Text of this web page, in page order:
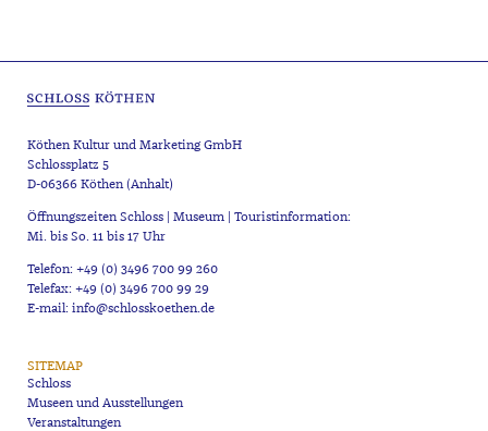
Köthen Kultur und Marketing GmbH
Schlossplatz 5
D-06366 Köthen (Anhalt)
Öffnungszeiten Schloss | Museum | Touristinformation:
Mi. bis So. 11 bis 17 Uhr
Telefon: +49 (0) 3496 700 99 260
Telefax: +49 (0) 3496 700 99 29
E-mail: info@schlosskoethen.de
SITEMAP
Schloss
Museen und Ausstellungen
Veranstaltungen